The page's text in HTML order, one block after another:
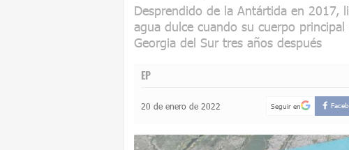
Desprendido de la Antártida en 2017,
agua dulce cuando su cuerpo
Georgia del Sur tres años después
EP
20 de enero de 2022 Seguir en